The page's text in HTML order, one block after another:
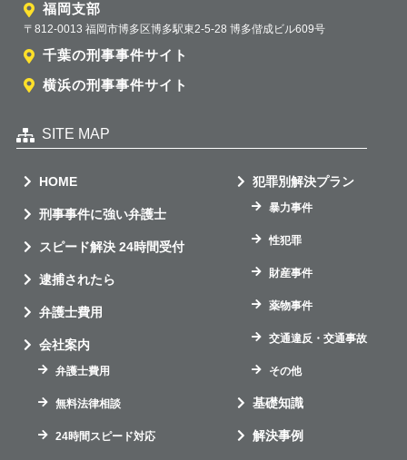
福岡支部
〒812-0013 福岡市博多区博多駅東2-5-28 博多偕成ビル609号
千葉の刑事事件サイト
横浜の刑事事件サイト
SITE MAP
HOME
刑事事件に強い弁護士
スピード解決 24時間受付
逮捕されたら
弁護士費用
会社案内
弁護士費用
無料法律相談
24時間スピード対応
犯罪別解決プラン
暴力事件
性犯罪
財産事件
薬物事件
交通違反・交通事故
その他
基礎知識
解決事例